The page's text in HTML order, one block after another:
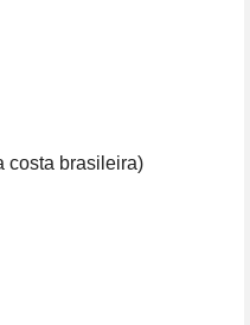
costa brasileira)